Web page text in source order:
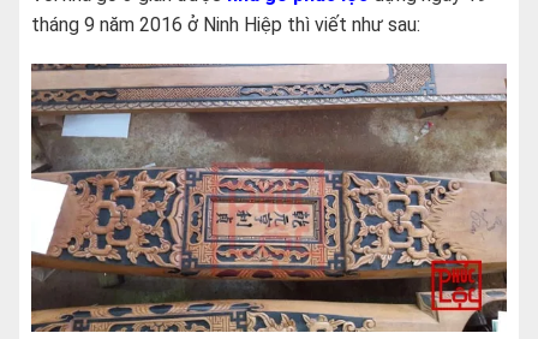
tháng 9 năm 2016 ở Ninh Hiệp thì viết như sau: